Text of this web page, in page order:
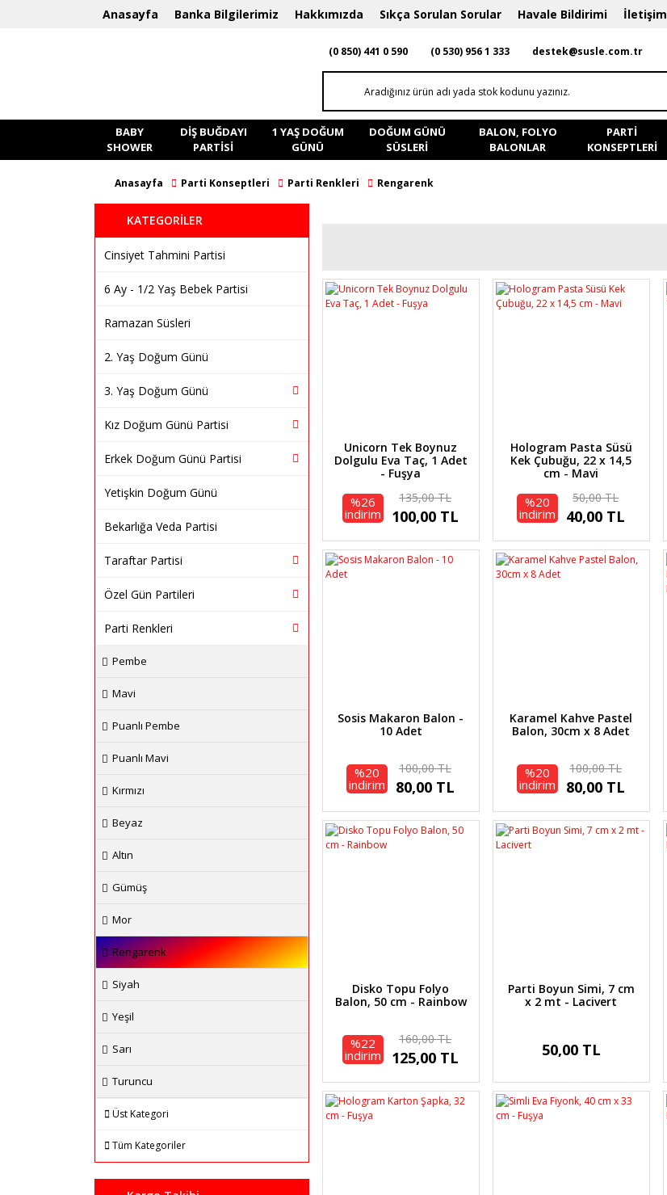
Anasayfa Banka Bilgilerimiz Hakkımızda Sıkça Sorulan Sorular Havale Bildirimi İletişim
(0 850) 441 0 590 (0 530) 956 1 333 destek@susle.com.tr
BABY
SHOWER
DIŞ BUĞDAYI
PARTISI
1 YAŞ DOĞUM
GÜNÜ
DOĞUM GÜNÜ
SÜSLERI
BALON, FOLYO
BALONLAR
PARTI
KONSEPTLERI
Anasayfa Parti Konseptleri Parti Renkleri Rengarenk
KATEGORİLER
Cinsiyet Tahmini Partisi
6 Ay - 1/2 Yaş Bebek Partisi
Ramazan Süsleri
2. Yaş Doğum Günü
3. Yaş Doğum Günü
Kız Doğum Günü Partisi
Erkek Doğum Günü Partisi
Yetişkin Doğum Günü
Bekarlığa Veda Partisi
Taraftar Partisi
Özel Gün Partileri
Parti Renkleri
Pembe
Mavi
Puanlı Pembe
Puanlı Mavi
Kırmızı
Beyaz
Altın
Gümüş
Mor
Rengarenk
Siyah
Yeşil
Sarı
Turuncu
Üst Kategori
Tüm Kategoriler
Unicorn Tek Boynuz
Dolgulu Eva Taç, 1 Adet
- Fuşya
%26
indirim
135,00 TL
100,00 TL
Hologram Pasta Süsü
Kek Çubuğu, 22 x 14,5
cm - Mavi
%20
indirim
50,00 TL
40,00 TL
Sosis Makaron Balon -
10 Adet
%20
indirim
100,00 TL
80,00 TL
Karamel Kahve Pastel
Balon, 30cm x 8 Adet
%20
indirim
100,00 TL
80,00 TL
Disko Topu Folyo
Balon, 50 cm - Rainbow
%22
indirim
160,00 TL
125,00 TL
Parti Boyun Simi, 7 cm
x 2 mt - Lacivert
50,00 TL